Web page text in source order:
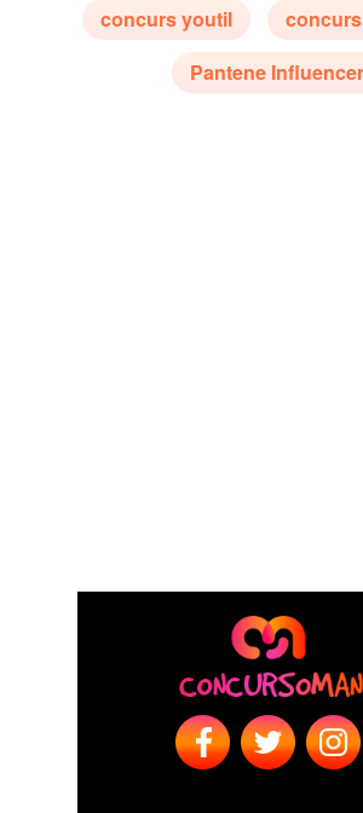
concurs youtil
concurs Pantene
Pantene Influencer